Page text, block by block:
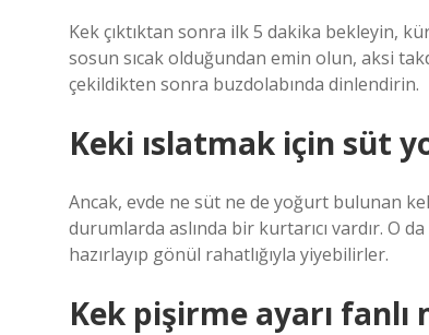
Kek çıktıktan sonra ilk 5 dakika bekleyin,
sosun sıcak olduğundan emin olun, aksi
çekildikten sonra buzdolabında dinlendirin.
Keki ıslatmak için süt
Ancak, evde ne süt ne de yoğurt bulunan
durumlarda aslında bir kurtarıcı vardır. O
hazırlayıp gönül rahatlığıyla yiyebilirler.
Kek pişirme ayarı fanlı